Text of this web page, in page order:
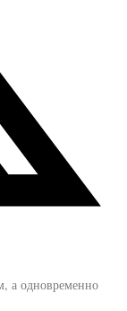
а одновременно